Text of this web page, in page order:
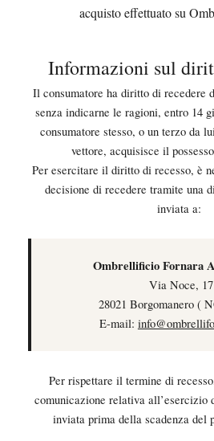
acquisto effettuato su
Informazioni sul
Il consumatore ha diritto di recedere
senza indicarne le ragioni, entro 14
consumatore stesso, o un terzo da
vettore, acquisisce il
Per esercitare il diritto di recesso, è
decisione di recedere tramite una
inviata a:
Ombrellificio Fornara
Via Noce, 17
28021 Borgomanero (
E-mail:
Per rispettare il termine di
comunicazione relativa all’esercizio
inviata prima della scadenza del